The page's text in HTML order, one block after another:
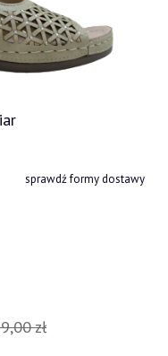
płatności
sprawdź formy dostawy
zł